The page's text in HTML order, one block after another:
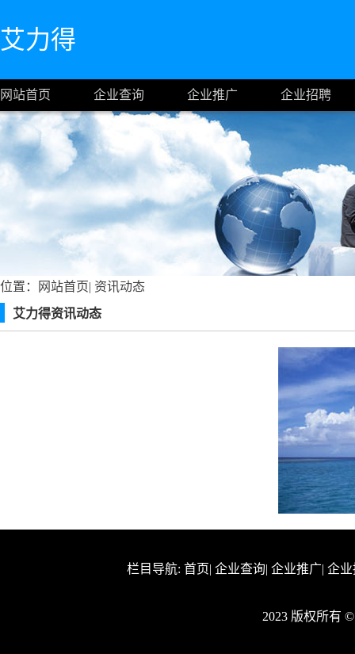
艾力得
网站首页 企业查询 企业推广 企业招聘
位置： 网站首页| 资讯动态
艾力得资讯动态
栏目导航: 首页| 企业查询| 企业推广| 企
2023 版权所有